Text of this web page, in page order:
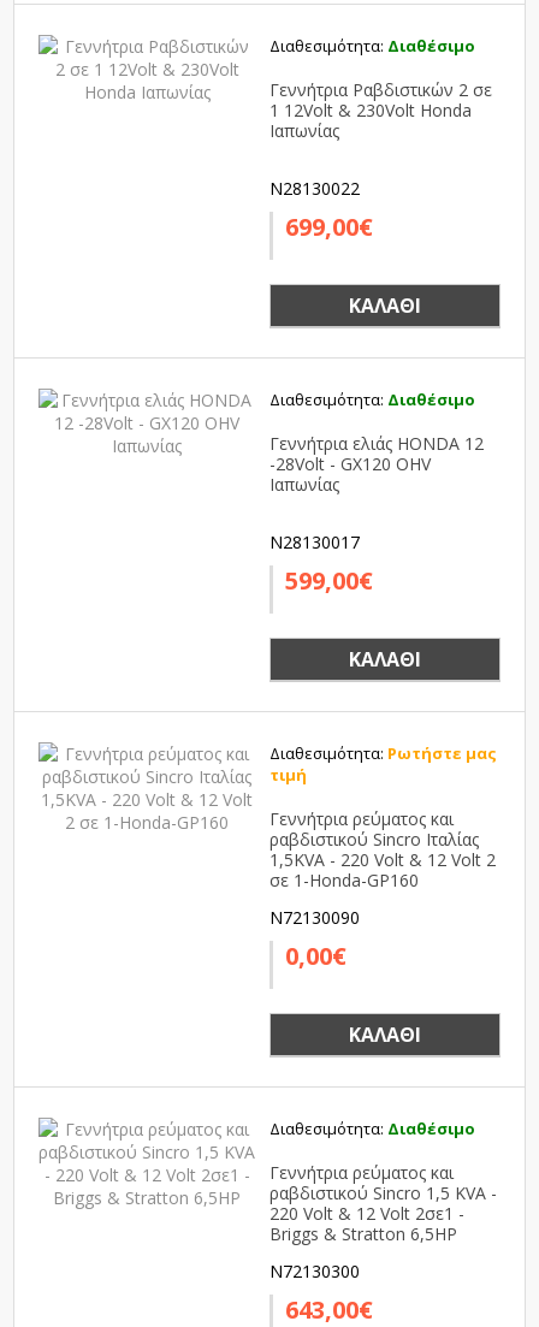
Διαθεσιμότητα: Διαθέσιμο
Γεννήτρια Ραβδιστικών 2 σε
1 12Volt & 230Volt Honda
Ιαπωνίας
N28130022
699,00€
ΚΑΛΆΘΙ
Διαθεσιμότητα: Διαθέσιμο
Γεννήτρια ελιάς HONDA 12
-28Volt - GX120 OHV
Ιαπωνίας
N28130017
599,00€
ΚΑΛΆΘΙ
Διαθεσιμότητα: Ρωτήστε μας
τιμή
Γεννήτρια ρεύματος και
ραβδιστικού Sincro Ιταλίας
1,5KVA - 220 Volt & 12 Volt 2
σε 1-Honda-GP160
N72130090
0,00€
ΚΑΛΆΘΙ
Διαθεσιμότητα: Διαθέσιμο
Γεννήτρια ρεύματος και
ραβδιστικού Sincro 1,5 KVA -
220 Volt & 12 Volt 2σε1 -
Briggs & Stratton 6,5HP
N72130300
643,00€